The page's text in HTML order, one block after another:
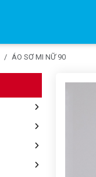
ÁO SƠ MI NỮ 90